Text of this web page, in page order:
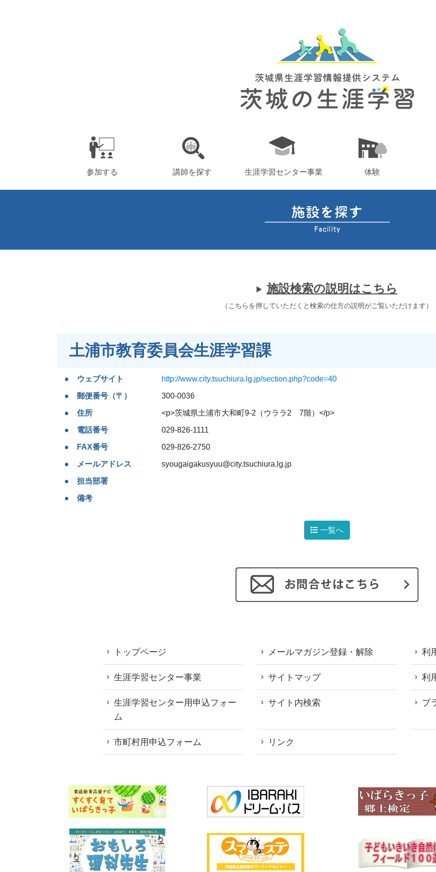
参加する 講師を探す 生涯学習センター事業 体験
施設検索の説明はこちら
（こちらを押していただくと検索の仕方の説明がご覧いただけます）
土浦市教育委員会生涯学習課
ウェブサイト http://www.city.tsuchiura.lg.jp/section.php?code=40
郵便番号（〒） 300-0036
住所 <p>茨城県土浦市大和町9-2（ウララ2 7階）</p>
電話番号 029-826-1111
FAX番号 029-826-2750
メールアドレス syougaigakusyuu@city.tsuchiura.lg.jp
担当部署
備考
一覧へ
トップページ
生涯学習センター事業
生涯学習センター用申込フォー
ム
市町村用申込フォーム
メールマガジン登録・解除
サイトマップ
サイト内検索
リンク
利
利
プ